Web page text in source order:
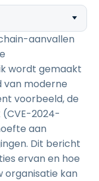
aanvallen
wordt gemaakt
van moderne
voorbeeld, de
(CVE-2024-
aan
Dit bericht
ervan en hoe
organisatie kan